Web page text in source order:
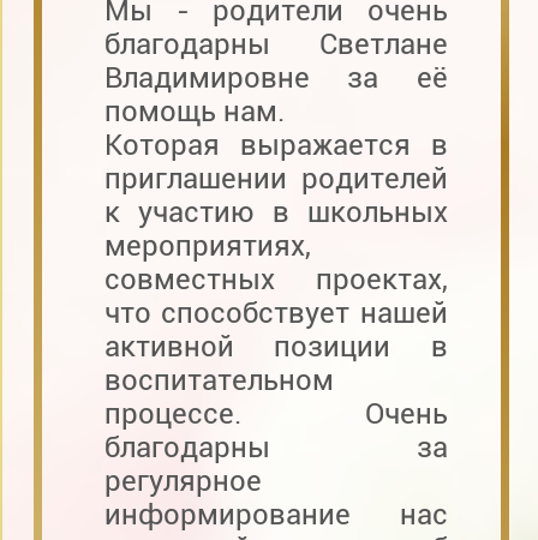
Мы - родители очень
благодарны Светлане
Владимировне за её
помощь нам.
Которая выражается в
приглашении родителей
к участию в школьных
мероприятиях,
совместных проектах,
что способствует нашей
активной позиции в
воспитательном
процессе. Очень
благодарны за
регулярное
информирование нас